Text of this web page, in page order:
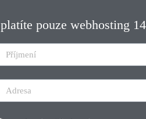
platíte pouze webhosting